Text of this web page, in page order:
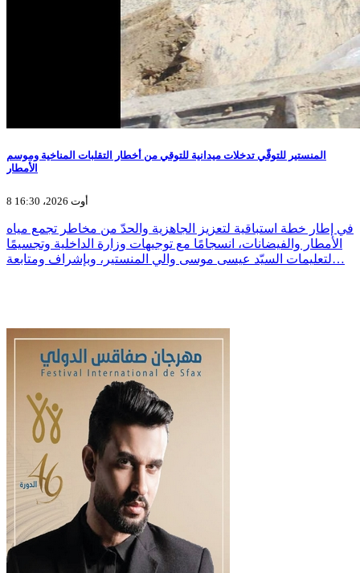
المنستير للتوقّي تدخلات ميدانية للتوقي من أخطار التقلبات المناخية وموسم
الأمطار
8 أوت 2026، 16:30
في إطار خطة استباقية لتعزيز الجاهزية والحدّ من مخاطر تجمع مياه
الأمطار والفيضانات، انسجامًا مع توجيهات وزارة الداخلية وتجسيمًا
لتعليمات السيّد عيسى موسى والي المنستير، وبإشراف ومتابعة…